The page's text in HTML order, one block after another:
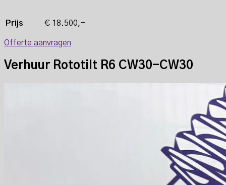
Prijs € 18.500,-
Offerte aanvragen
Verhuur Rototilt R6 CW30-CW30